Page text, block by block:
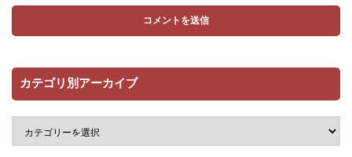
カテゴリ別アーカイブ